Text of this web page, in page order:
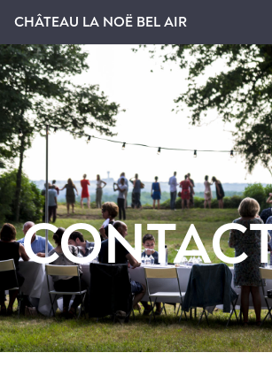
CHÂTEAU LA NOË BEL AIR